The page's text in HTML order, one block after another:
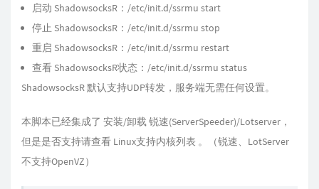
启动 ShadowsocksR：/etc/init.d/ssrmu start
停止 ShadowsocksR：/etc/init.d/ssrmu stop
重启 ShadowsocksR：/etc/init.d/ssrmu restart
查看 ShadowsocksR状态：/etc/init.d/ssrmu status
ShadowsocksR 默认支持UDP转发，服务端无需任何设置。
本脚本已经集成了 安装/卸载 锐速(ServerSpeeder)/Lotserver，
但是是否支持请查看 Linux支持内核列表 。（锐速、LotServer
不支持OpenVZ）